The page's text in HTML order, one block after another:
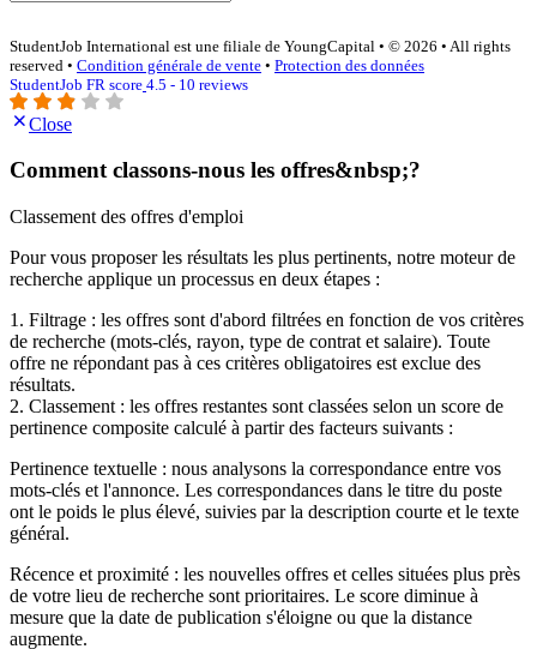
StudentJob International est une filiale de YoungCapital • © 2026 • All rights
reserved • Condition générale de vente • Protection des données
StudentJob FR score 4.5 - 10 reviews
Close
Comment classons-nous les offres&nbsp;?
Classement des offres d'emploi
Pour vous proposer les résultats les plus pertinents, notre moteur de
recherche applique un processus en deux étapes :
1. Filtrage : les offres sont d'abord filtrées en fonction de vos critères
de recherche (mots-clés, rayon, type de contrat et salaire). Toute
offre ne répondant pas à ces critères obligatoires est exclue des
résultats.
2. Classement : les offres restantes sont classées selon un score de
pertinence composite calculé à partir des facteurs suivants :
Pertinence textuelle : nous analysons la correspondance entre vos
mots-clés et l'annonce. Les correspondances dans le titre du poste
ont le poids le plus élevé, suivies par la description courte et le texte
général.
Récence et proximité : les nouvelles offres et celles situées plus près
de votre lieu de recherche sont prioritaires. Le score diminue à
mesure que la date de publication s'éloigne ou que la distance
augmente.